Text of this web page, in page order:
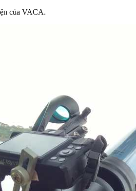
của VACA.